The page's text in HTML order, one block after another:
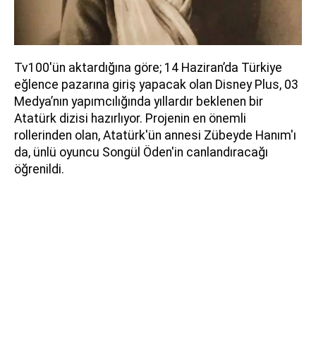
Tv100'ün aktardığına göre; 14 Haziran’da Türkiye
eğlence pazarına giriş yapacak olan Disney Plus, 03
Medya’nın yapımcılığında yıllardır beklenen bir
Atatürk dizisi hazırlıyor. Projenin en önemli
rollerinden olan, Atatürk'ün annesi Zübeyde Hanım'ı
da, ünlü oyuncu Songül Öden'in canlandıracağı
öğrenildi.